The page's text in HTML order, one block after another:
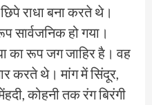
राधा बना करते थे।
हो गया।
का रूप जग जाहिर है। वह
करते थे। मांग में सिंदूर,
कोहनी तक रंग बिरंगी